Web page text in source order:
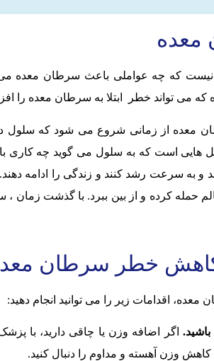
معده
که چه عواملی باعث سرطان معده می
که می تواند خطر ابتلا به سرطان معده را
هایی است که به سلول می گوید چه کاری
و به سرعت رشد کنند و زندگی را ادامه
حمله کرده و از بین ببرد. با گذشت زمان
خطر سرطان
اقدامات زیر را می توانید انجام دهید:
اگر اضافه وزن یا چاقی دارید، با
وزن آهسته و مداوم را دنبال کنید.